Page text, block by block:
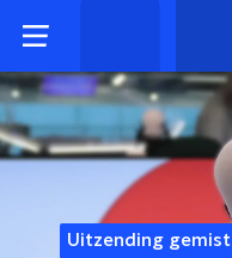
Uitzending gemist